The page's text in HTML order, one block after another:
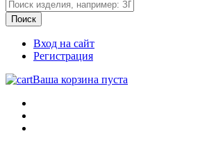
Вход на сайт
Регистрация
Ваша корзина пуста